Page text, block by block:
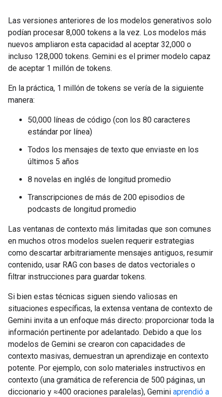
Las versiones anteriores de los modelos generativos solo
podían procesar 8,000 tokens a la vez. Los modelos más
nuevos ampliaron esta capacidad al aceptar 32,000 o
incluso 128,000 tokens. Gemini es el primer modelo capaz
de aceptar 1 millón de tokens.
En la práctica, 1 millón de tokens se vería de la siguiente
manera:
50,000 líneas de código (con los 80 caracteres
estándar por línea)
Todos los mensajes de texto que enviaste en los
últimos 5 años
8 novelas en inglés de longitud promedio
Transcripciones de más de 200 episodios de
podcasts de longitud promedio
Las ventanas de contexto más limitadas que son comunes
en muchos otros modelos suelen requerir estrategias
como descartar arbitrariamente mensajes antiguos, resumir
contenido, usar RAG con bases de datos vectoriales o
filtrar instrucciones para guardar tokens.
Si bien estas técnicas siguen siendo valiosas en
situaciones específicas, la extensa ventana de contexto de
Gemini invita a un enfoque más directo: proporcionar toda la
información pertinente por adelantado. Debido a que los
modelos de Gemini se crearon con capacidades de
contexto masivas, demuestran un aprendizaje en contexto
potente. Por ejemplo, con solo materiales instructivos en
contexto (una gramática de referencia de 500 páginas, un
diccionario y ≈400 oraciones paralelas), Gemini aprendió a